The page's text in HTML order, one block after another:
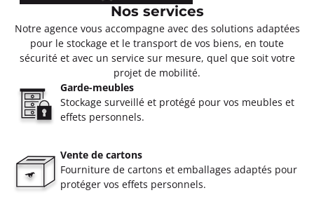
Nos services
Notre agence vous accompagne avec des solutions adaptées
pour le stockage et le transport de vos biens, en toute
sécurité et avec un service sur mesure, quel que soit votre
projet de mobilité.
Garde-meubles
Stockage surveillé et protégé pour vos meubles et
effets personnels.
Vente de cartons
Fourniture de cartons et emballages adaptés pour
protéger vos effets personnels.